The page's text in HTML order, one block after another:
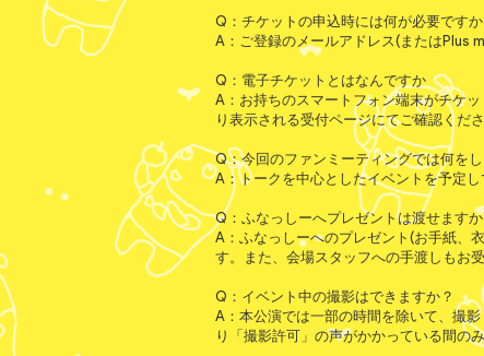
Q：チケットの申込時には何が必要ですか
A：ご登録のメールアドレス(またはPlus
Q：電子チケットとはなんですか
A：お持ちのスマートフォン端末がチケ
り表示される受付ページにてご確認くださ
Q：今回のファンミーティングでは何をし
A：トークを中心としたイベントを予定し
Q：ふなっしーへプレゼントは渡せます
A：ふなっしーへのプレゼント(お手紙、
す。また、会場スタッフへの手渡しもお
Q：イベント中の撮影はできますか？
A：本公演では一部の時間を除いて、撮
り「撮影許可」の声がかかっている間の